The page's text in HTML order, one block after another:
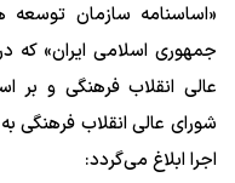
«اساسنامه سازمان توسعه
شورای عالی انقلاب
اجرا ابلاغ می‌گردد: